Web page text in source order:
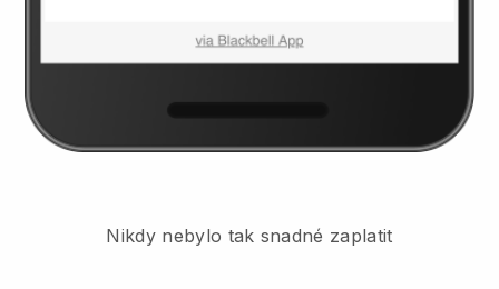
Nikdy nebylo tak snadné zaplatit